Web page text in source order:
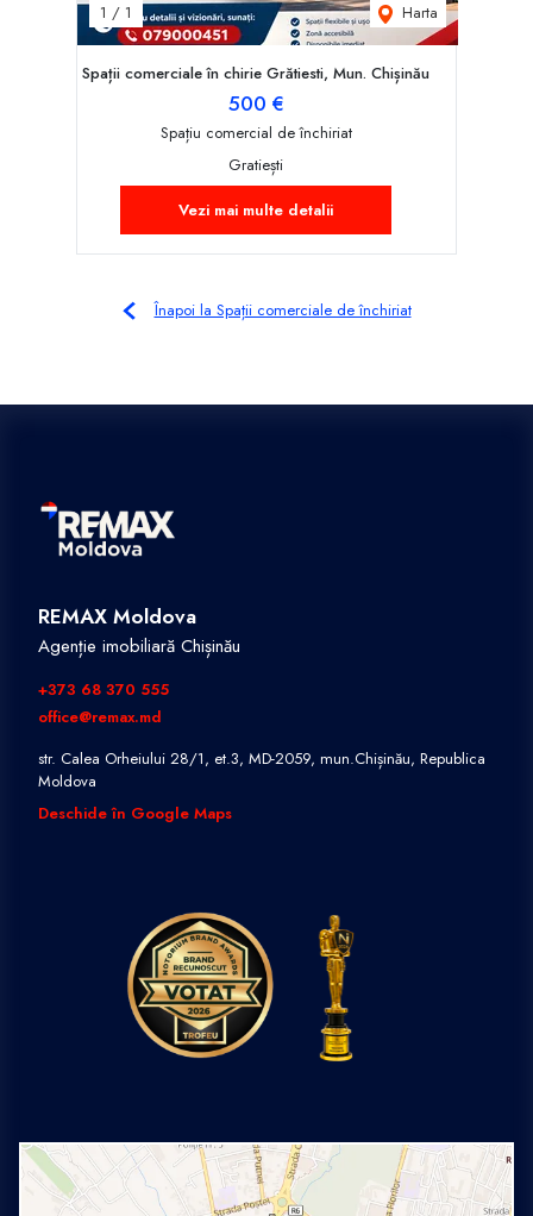
1 / 1 Harta
Spații comerciale în chirie Grătiesti, Mun. Chișinău
500 €
Spațiu comercial de închiriat
Gratiești
Vezi mai multe detalii
Înapoi la Spații comerciale de închiriat
REMAX Moldova
Agenție imobiliară Chișinău
+373 68 370 555
office@remax.md
str. Calea Orheiului 28/1, et.3, MD-2059, mun.Chișinău, Republica
Moldova
Deschide în Google Maps